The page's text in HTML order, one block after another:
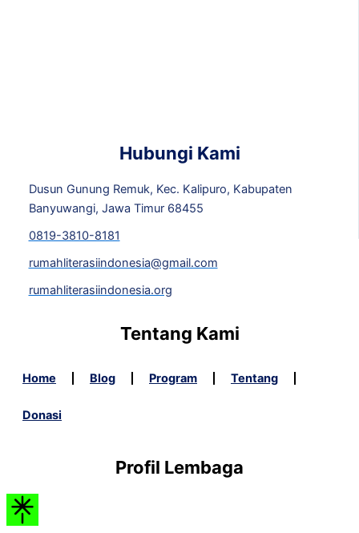
Hubungi Kami
Dusun Gunung Remuk, Kec. Kalipuro, Kabupaten
Banyuwangi, Jawa Timur 68455
0819-3810-8181
rumahliterasiindonesia@gmail.com
rumahliterasiindonesia.org
Tentang Kami
Home Blog Program Tentang
Donasi
Profil Lembaga